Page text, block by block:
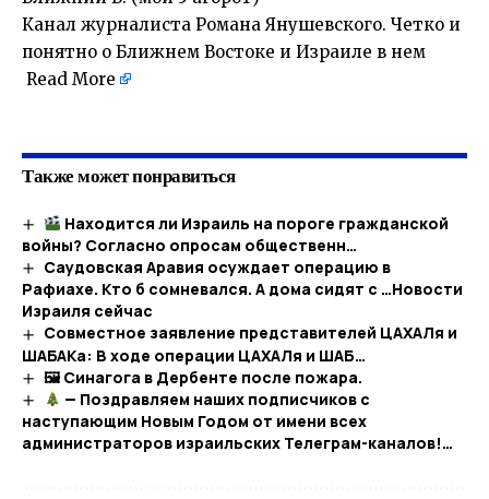
Канал журналиста Романа Янушевского. Четко и
понятно о Ближнем Востоке и Израиле в нем
Read More
Также может понравиться
Находится ли Израиль на пороге гражданской
войны? Согласно опросам общественн…
Саудовская Аравия осуждает операцию в
Рафиахе. Кто б сомневался. А дома сидят с …​Новости
Израиля сейчас
Совместное заявление представителей ЦАХАЛя и
ШАБАКа: В ходе операции ЦАХАЛя и ШАБ…
🖼 Синагога в Дербенте после пожара.
— Поздравляем наших подписчиков с
наступающим Новым Годом от имени всех
администраторов израильских Телеграм-каналов!…